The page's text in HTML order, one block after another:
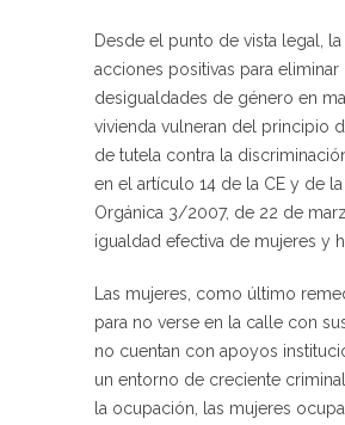
Desde el punto de vista legal,
acciones positivas para
desigualdades de género en
vivienda vulneran del principio
de tutela contra la
en el artículo 14 de la CE y de
Orgánica 3/2007, de 22 de
igualdad efectiva de mujeres y
Las mujeres, como último
para no verse en la calle con
no cuentan con apoyos
un entorno de creciente
la ocupación, las mujeres